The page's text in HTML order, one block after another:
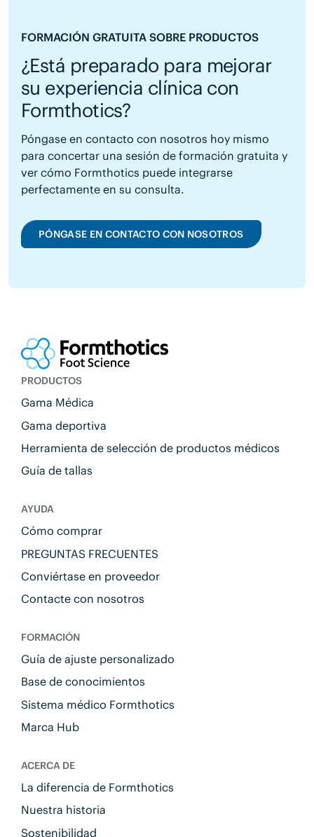
FORMACIÓN GRATUITA SOBRE PRODUCTOS
¿Está preparado para mejorar
su experiencia clínica con
Formthotics?
Póngase en contacto con nosotros hoy mismo
para concertar una sesión de formación gratuita y
ver cómo Formthotics puede integrarse
perfectamente en su consulta.
PÓNGASE EN CONTACTO CON NOSOTROS
PRODUCTOS
Gama Médica
Gama deportiva
Herramienta de selección de productos médicos
Guía de tallas
AYUDA
Cómo comprar
PREGUNTAS FRECUENTES
Conviértase en proveedor
Contacte con nosotros
FORMACIÓN
Guía de ajuste personalizado
Base de conocimientos
Sistema médico Formthotics
Marca Hub
ACERCA DE
La diferencia de Formthotics
Nuestra historia
Sostenibilidad